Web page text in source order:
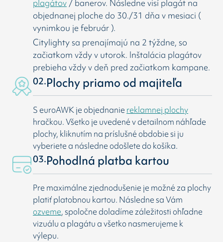
plagátov / banerov. Následne visí plagát na
objednanej ploche do 30./31 dňa v mesiaci (
vynimkou je február ).
Citylighty sa prenajímajú na 2 týždne, so
začiatkom vždy v utorok. Inštalácia plagátov
prebieha vždy v deň pred začiatkom kampane.
02.Plochy priamo od majiteľa
S euroAWK je objednanie reklamnej plochy
hračkou. Všetko je uvedené v detailnom náhľade
plochy, kliknutím na príslušné obdobie si ju
vyberiete a následne odošlete do košíka.
03.Pohodlná platba kartou
Pre maximálne zjednodušenie je možné za plochy
platiť platobnou kartou. Následne sa Vám
ozveme, spoločne doladíme záležitosti ohľadne
vizuálu a plagátu a všetko nasmerujeme k
výlepu.